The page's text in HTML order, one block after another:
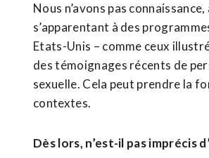
Nous n’avons pas
s’apparentant à des
Etats-Unis – comme ceux
des témoignages récents de
sexuelle. Cela peut prendre la
contextes.
Dès lors, n’est-il pas imprécis